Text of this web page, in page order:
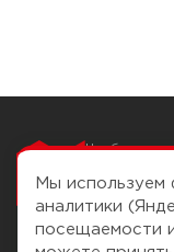
Чтобы вам
Мы используем
аналитики
посещаемости